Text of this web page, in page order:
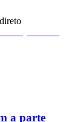
a parte